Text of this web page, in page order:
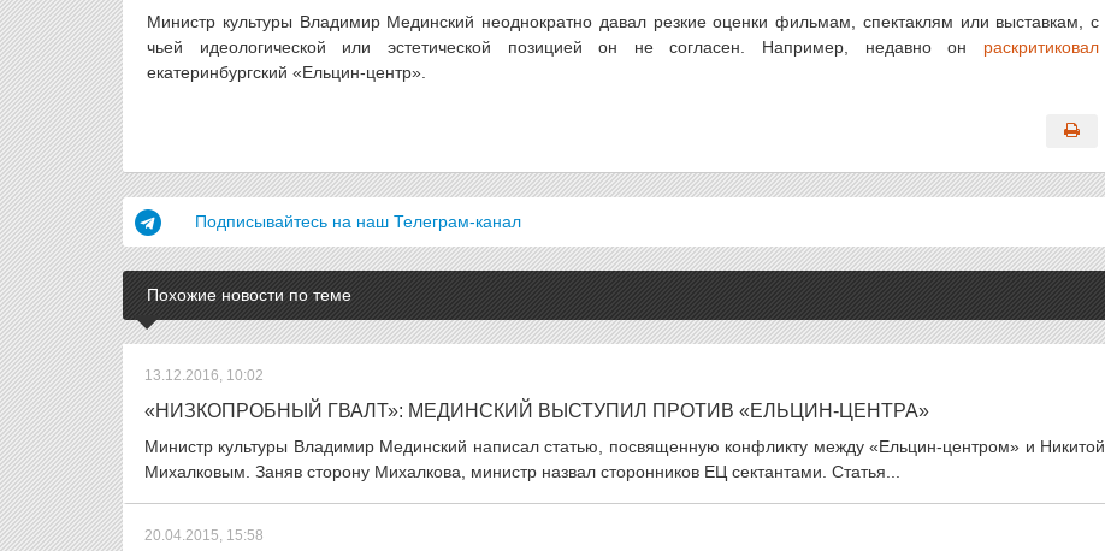
Министр культуры Владимир Мединский неоднократно давал резкие оценки фильмам, спектаклям или выставкам, с
чьей идеологической или эстетической позицией он не согласен. Например, недавно он раскритиковал
екатеринбургский «Ельцин-центр».
Подписывайтесь на наш Телеграм-канал
Похожие новости по теме
13.12.2016, 10:02
«НИЗКОПРОБНЫЙ ГВАЛТ»: МЕДИНСКИЙ ВЫСТУПИЛ ПРОТИВ «ЕЛЬЦИН-ЦЕНТРА»
Министр культуры Владимир Мединский написал статью, посвященную конфликту между «Ельцин-центром» и Никитой
Михалковым. Заняв сторону Михалкова, министр назвал сторонников ЕЦ сектантами. Статья...
20.04.2015, 15:58